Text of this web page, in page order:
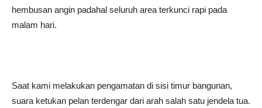
hembusan angin padahal seluruh area terkunci rapi pada
malam hari.
Saat kami melakukan pengamatan di sisi timur bangunan,
suara ketukan pelan terdengar dari arah salah satu jendela tua.